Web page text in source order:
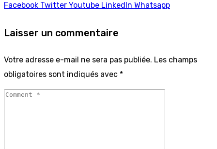
Facebook Twitter Youtube LinkedIn Whatsapp
Laisser un commentaire
Votre adresse e-mail ne sera pas publiée. Les champs
obligatoires sont indiqués avec *